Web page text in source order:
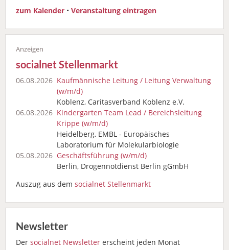
zum Kalender • Veranstaltung eintragen
socialnet Stellenmarkt
06.08.2026 Kaufmännische Leitung / Leitung Verwaltung
(w/m/d)
Koblenz, Caritasverband Koblenz e.V.
06.08.2026 Kindergarten Team Lead / Bereichsleitung
Krippe (w/m/d)
Heidelberg, EMBL - Europäisches
Laboratorium für Molekularbiologie
05.08.2026 Geschäftsführung (w/m/d)
Berlin, Drogennotdienst Berlin gGmbH
Auszug aus dem socialnet Stellenmarkt
Newsletter
Der socialnet Newsletter erscheint jeden Monat